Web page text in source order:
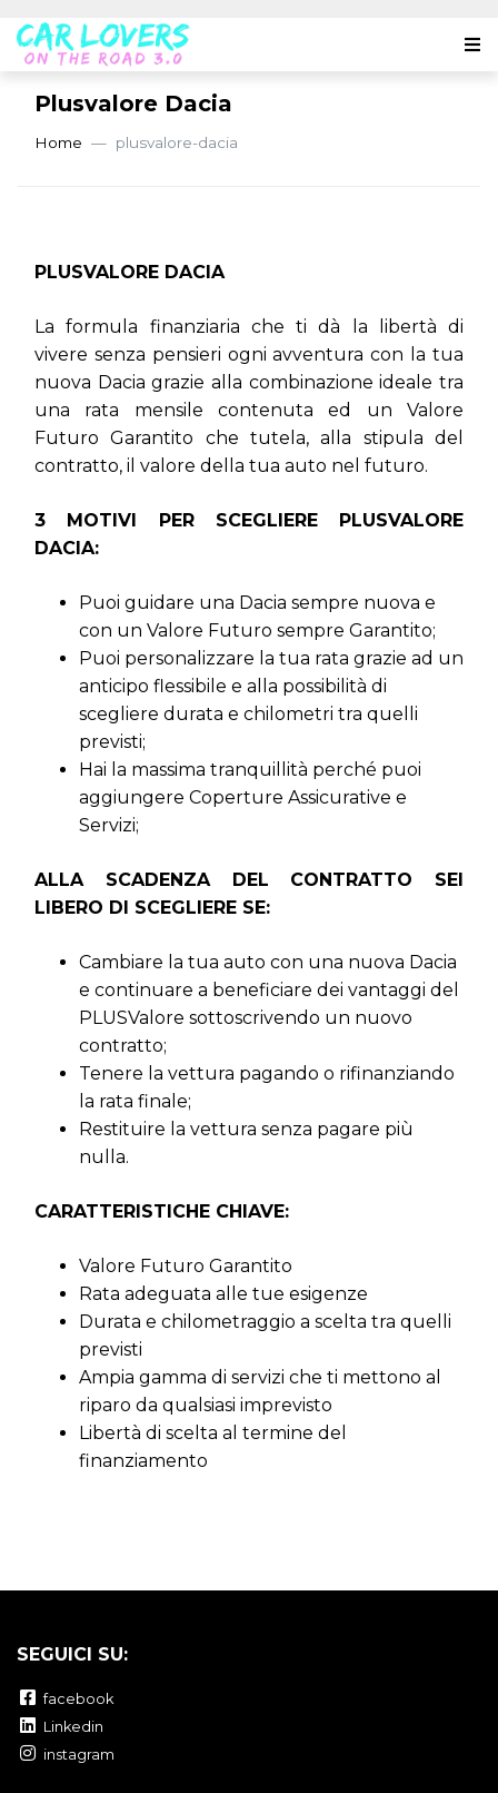
Plusvalore Dacia
Home plusvalore-dacia
PLUSVALORE DACIA
La formula finanziaria che ti dà la libertà di
vivere senza pensieri ogni avventura con la tua
nuova Dacia grazie alla combinazione ideale tra
una rata mensile contenuta ed un Valore
Futuro Garantito che tutela, alla stipula del
contratto, il valore della tua auto nel futuro.
3 MOTIVI PER SCEGLIERE PLUSVALORE
DACIA:
Puoi guidare una Dacia sempre nuova e
con un Valore Futuro sempre Garantito;
Puoi personalizzare la tua rata grazie ad un
anticipo flessibile e alla possibilità di
scegliere durata e chilometri tra quelli
previsti;
Hai la massima tranquillità perché puoi
aggiungere Coperture Assicurative e
Servizi;
ALLA SCADENZA DEL CONTRATTO SEI
LIBERO DI SCEGLIERE SE:
Cambiare la tua auto con una nuova Dacia
e continuare a beneficiare dei vantaggi del
PLUSValore sottoscrivendo un nuovo
contratto;
Tenere la vettura pagando o rifinanziando
la rata finale;
Restituire la vettura senza pagare più
nulla.
CARATTERISTICHE CHIAVE:
Valore Futuro Garantito
Rata adeguata alle tue esigenze
Durata e chilometraggio a scelta tra quelli
previsti
Ampia gamma di servizi che ti mettono al
riparo da qualsiasi imprevisto
Libertà di scelta al termine del
finanziamento
SEGUICI SU:
facebook
Linkedin
instagram